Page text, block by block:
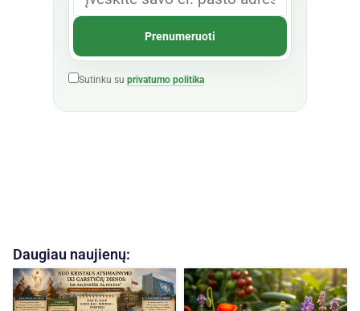
Sutinku su privatumo politika
Daugiau naujienų: